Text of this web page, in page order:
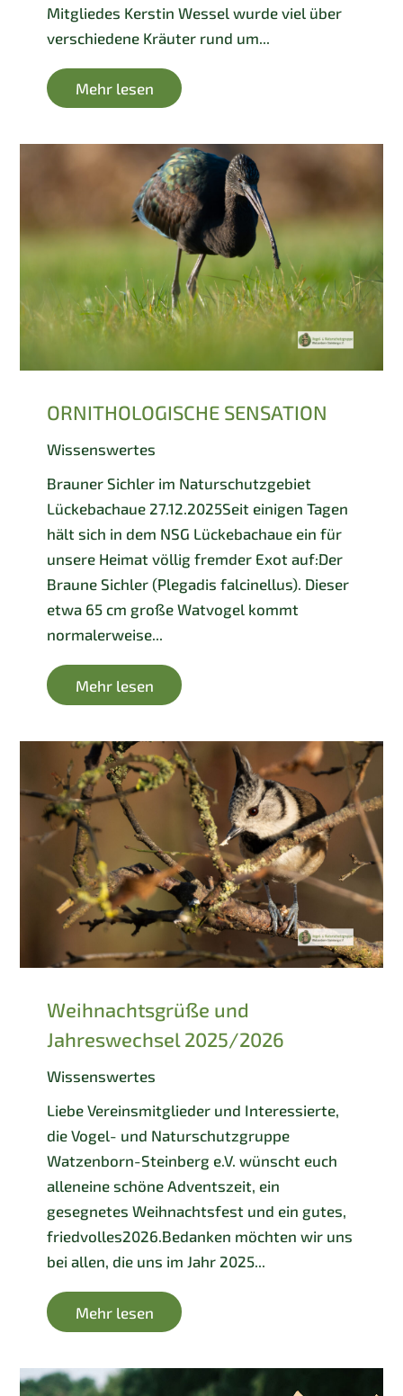
Mitgliedes Kerstin Wessel wurde viel über
verschiedene Kräuter rund um...
Mehr lesen
ORNITHOLOGISCHE SENSATION
Wissenswertes
Brauner Sichler im Naturschutzgebiet
Lückebachaue 27.12.2025Seit einigen Tagen
hält sich in dem NSG Lückebachaue ein für
unsere Heimat völlig fremder Exot auf:Der
Braune Sichler (Plegadis falcinellus). Dieser
etwa 65 cm große Watvogel kommt
normalerweise...
Mehr lesen
Weihnachtsgrüße und
Jahreswechsel 2025/2026
Wissenswertes
Liebe Vereinsmitglieder und Interessierte,
die Vogel- und Naturschutzgruppe
Watzenborn-Steinberg e.V. wünscht euch
alleneine schöne Adventszeit, ein
gesegnetes Weihnachtsfest und ein gutes,
friedvolles2026.Bedanken möchten wir uns
bei allen, die uns im Jahr 2025...
Mehr lesen